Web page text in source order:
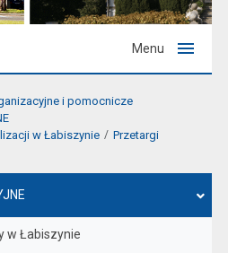
Menu
i pomocnicze
w Łabiszynie
Przetargi
w Łabiszynie